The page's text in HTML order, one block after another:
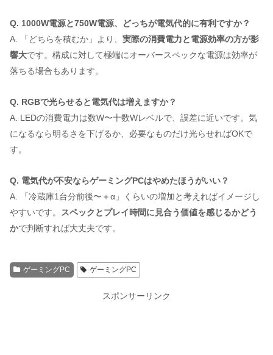
Q. 1000W電源と750W電源、どっちが電気代的に有利ですか？
A. 「どちらを積むか」より、 実際の消費電力と電源効率の方が影
響大です。構成に対して極端にオーバースペックな電源は効率が
落ちる場合もあります。
Q. RGBで光らせると電気代は増えますか？
A. LEDの消費電力は数W〜十数Wレベルで、誤差に近いです。気
になるなら明るさを下げるか、必要なものだけ光らせればOKで
す。
Q. 電気代が不安ならゲーミングPCはやめたほうがいい？
A. 「冷蔵庫1台分前後〜＋α」くらいの増加と考えればイメージし
やすいです。 スペックとプレイ時間に見合う価値を感じるかどう
かで判断すれば大丈夫です。
ゲーミングPC ゲーミングPC
スポンサーリンク